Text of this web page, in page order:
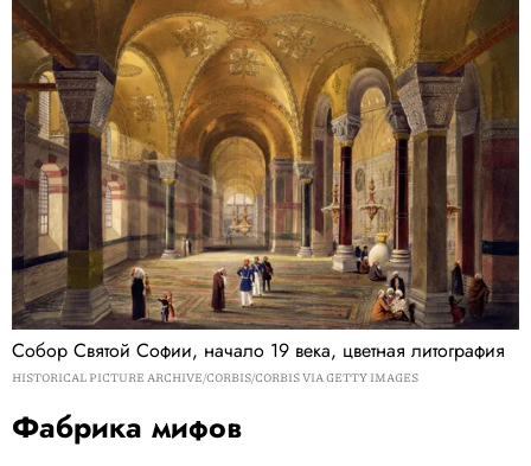
Собор Святой Софии, начало 19 века, цветная литография
HISTORICAL PICTURE ARCHIVE/CORBIS/CORBIS VIA GETTY IMAGES
Фабрика мифов